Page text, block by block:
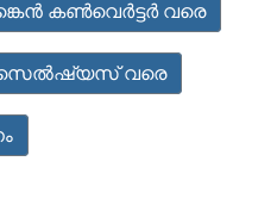
കൺവെർട്ടർ വരെ
സെൽഷ്യസ് വരെ